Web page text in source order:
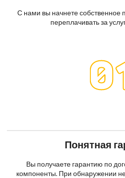
С нами вы начнете собственное
переплачивать за
Понятная
Вы получаете гарантию по
компоненты. При обнаружении